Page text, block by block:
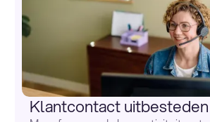
Klantcontact uitbesteden